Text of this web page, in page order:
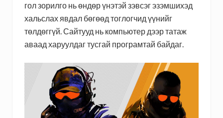
гол зорилго нь өндөр үнэтэй зэвсэг эзэмшихэд
хальслах явдал бөгөөд тоглогчид үүнийг
төлдөггүй. Сайтууд нь компьютер дээр татаж
аваад харуулдаг тусгай програмтай байдаг.